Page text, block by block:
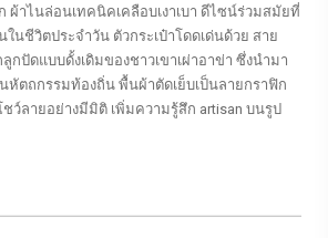
ผ้าไนล่อนเทคนิคเคลือบเงาเบา ดีไซน์ร่วมสมัยที่
ชีวิตประจำวัน ตัวกระเป๋าโดดเด่นด้วย สาย
กปัดแบบดั้งเดิมของชาวเขาเผ่าอาข่า ซึ่งนำมา
หัตถกรรมท้องถิ่น พื้นผ้าตัดเย็บเป็นลายกราฟิก
ชว์ลายอย่างมีมิติ เพิ่มความรู้สึก artisan บนรูป